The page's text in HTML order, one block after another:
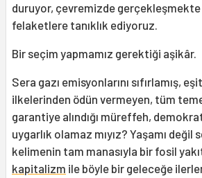
duruyor, çevremizde
felaketlere tanıklık ediyoruz.
Bir seçim yapmamız gerektiği aşikâr.
Sera gazı emisyonlarını sıfırlamış,
ilkelerinden ödün vermeyen, tüm
garantiye alındığı müreffeh,
uygarlık olamaz mıyız? Yaşamı
kelimenin tam manasıyla bir fosil
kapitalizm ile böyle bir geleceğe